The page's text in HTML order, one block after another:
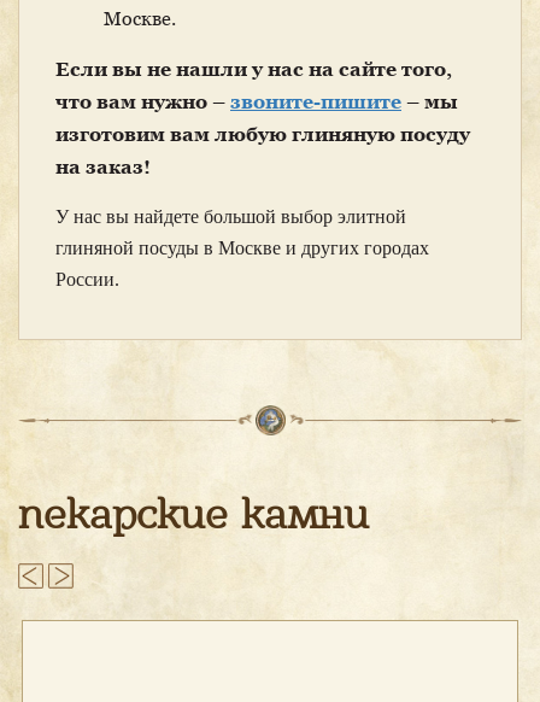
Москве.
Если вы не нашли у нас на сайте того,
что вам нужно – звоните-пишите – мы
изготовим вам любую глиняную посуду
на заказ!
У нас вы найдете большой выбор элитной
глиняной посуды в Москве и других городах
России.
пекарские камни